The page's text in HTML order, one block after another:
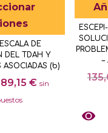
tiene
variantes.
DE
DEL TDAH Y
ASOCIADAS (b)
89,15€Rango
sin
–